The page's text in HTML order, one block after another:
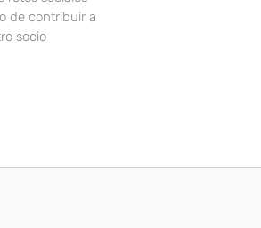
de contribuir a
socio